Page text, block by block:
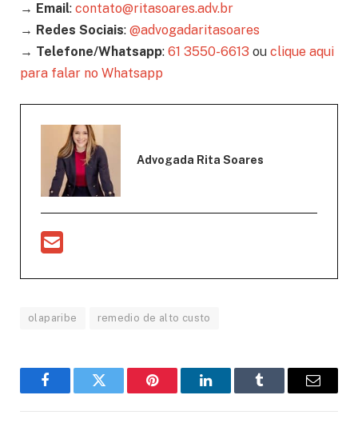
→ Email: contato@ritasoares.adv.br
→ Redes Sociais: @advogadaritasoares
→ Telefone/Whatsapp: 61 3550-6613 ou clique aqui
para falar no Whatsapp
Advogada Rita Soares
olaparibe remedio de alto custo
FacebookTwitter Pinterest LinkedInTumblr Email